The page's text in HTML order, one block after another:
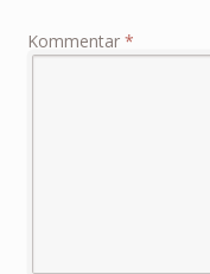
Kommentar *